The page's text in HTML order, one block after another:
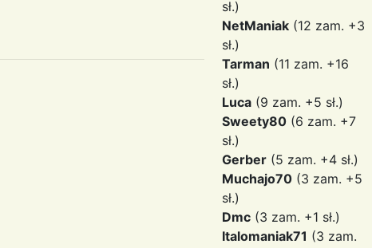
sł.)
NetManiak (12 zam. +3
sł.)
Tarman (11 zam. +16
sł.)
Luca (9 zam. +5 sł.)
Sweety80 (6 zam. +7
sł.)
Gerber (5 zam. +4 sł.)
Muchajo70 (3 zam. +5
sł.)
Dmc (3 zam. +1 sł.)
Italomaniak71 (3 zam.